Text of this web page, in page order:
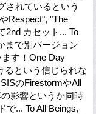
されているという
Respect", "The
2nd カセット... To
まで別バージョン
す！One Day
るという信じられな
のFirestormやAll
影響というか同時
で... To All Beings,